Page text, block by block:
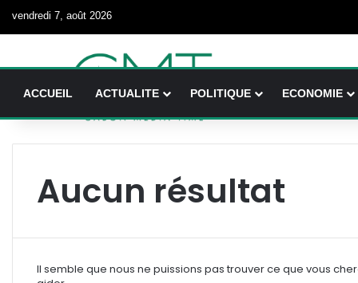
vendredi 7, août 2026
ACCUEIL ACTUALITE POLITIQUE ECONOMIE
Aucun résultat
Il semble que nous ne puissions pas trouver ce que vous